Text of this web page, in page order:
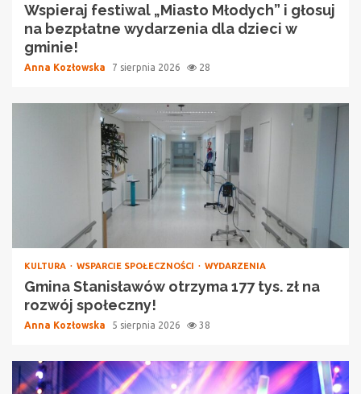
Wspieraj festiwal „Miasto Młodych” i głosuj
na bezpłatne wydarzenia dla dzieci w
gminie!
Anna Kozłowska 7 sierpnia 2026 28
KULTURA WSPARCIE SPOŁECZNOŚCI WYDARZENIA
Gmina Stanisławów otrzyma 177 tys. zł na
rozwój społeczny!
Anna Kozłowska 5 sierpnia 2026 38